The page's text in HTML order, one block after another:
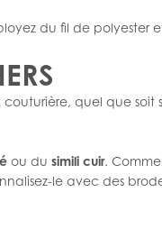
du fil de polyester
quel que soit
ou du simili cuir.
le avec des